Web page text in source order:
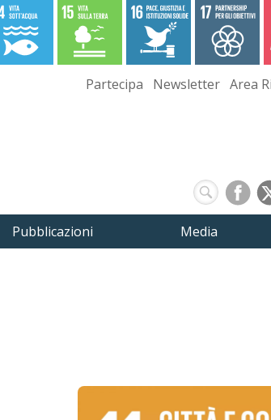
Partecipa Newsletter Area
Pubblicazioni Media